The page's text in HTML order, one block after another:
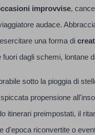
improvvise,
audace.
una forma di
dagli schemi, lontane
sotto la pioggia di
propensione
itinerari preimpostati, il
d'epoca riconvertite o